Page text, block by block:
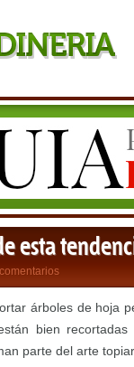
esta
árboles de hoja
bien
parte del arte